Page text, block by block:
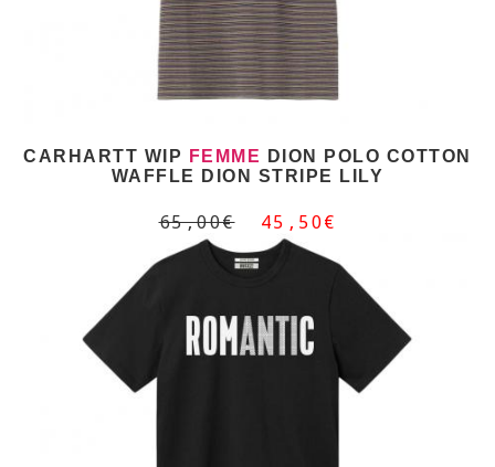
CARHARTT WIP FEMME
DION POLO COTTON
WAFFLE DION STRIPE LILY
65,00€ 45,50€